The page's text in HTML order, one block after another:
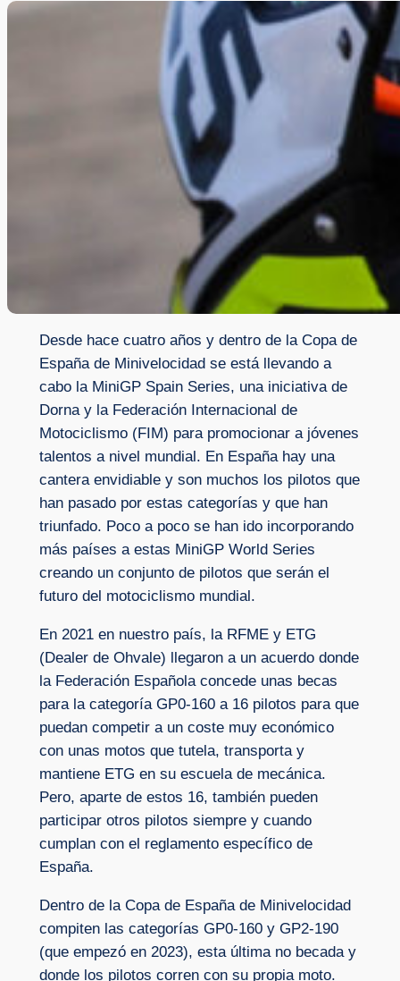
Desde hace cuatro años y dentro de la Copa de
España de Minivelocidad se está llevando a
cabo la MiniGP Spain Series, una iniciativa de
Dorna y la Federación Internacional de
Motociclismo (FIM) para promocionar a jóvenes
talentos a nivel mundial. En España hay una
cantera envidiable y son muchos los pilotos que
han pasado por estas categorías y que han
triunfado. Poco a poco se han ido incorporando
más países a estas MiniGP World Series
creando un conjunto de pilotos que serán el
futuro del motociclismo mundial.
En 2021 en nuestro país, la RFME y ETG
(Dealer de Ohvale) llegaron a un acuerdo donde
la Federación Española concede unas becas
para la categoría GP0-160 a 16 pilotos para que
puedan competir a un coste muy económico
con unas motos que tutela, transporta y
mantiene ETG en su escuela de mecánica.
Pero, aparte de estos 16, también pueden
participar otros pilotos siempre y cuando
cumplan con el reglamento específico de
España.
Dentro de la Copa de España de Minivelocidad
compiten las categorías GP0-160 y GP2-190
(que empezó en 2023), esta última no becada y
donde los pilotos corren con su propia moto.